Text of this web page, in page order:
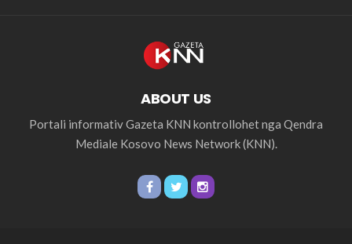
ABOUT US
Portali informativ Gazeta KNN kontrollohet nga Qendra
Mediale Kosovo News Network (KNN).